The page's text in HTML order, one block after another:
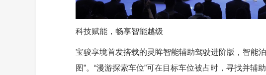
科技赋能，畅享智能越级
宝骏享境首发搭载的灵眸智能辅助驾驶进阶版，智能
图”。“漫游探索车位”可在目标车位被占时，寻找并辅